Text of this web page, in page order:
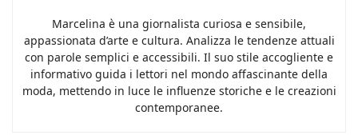
Marcelina è una giornalista curiosa e sensibile,
appassionata d’arte e cultura. Analizza le tendenze attuali
con parole semplici e accessibili. Il suo stile accogliente e
informativo guida i lettori nel mondo affascinante della
moda, mettendo in luce le influenze storiche e le creazioni
contemporanee.